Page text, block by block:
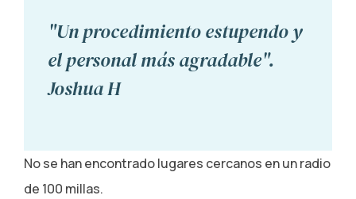
"Un procedimiento estupendo y
el personal más agradable".
Joshua H
No se han encontrado lugares cercanos en un radio
de 100 millas.